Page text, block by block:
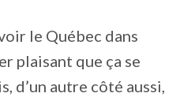
le Québec dans
plaisant que ça se
d’un autre côté aussi,